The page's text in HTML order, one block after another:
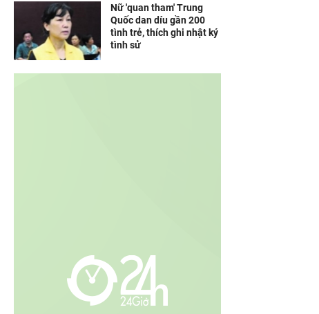
Nữ 'quan tham' Trung
Quốc dan díu gần 200
tình trẻ, thích ghi nhật ký
tình sử